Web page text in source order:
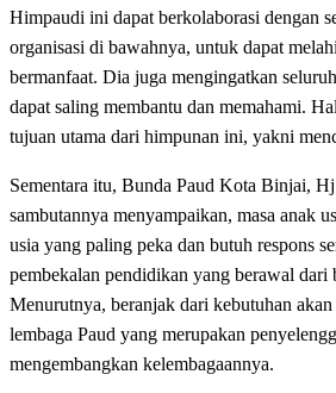
Himpaudi ini dapat berkolaborasi dengan
organisasi di bawahnya, untuk dapat
bermanfaat. Dia juga mengingatkan
dapat saling membantu dan memahami.
tujuan utama dari himpunan ini, yakni
Sementara itu, Bunda Paud Kota Binjai,
sambutannya menyampaikan, masa anak
usia yang paling peka dan butuh respons
pembekalan pendidikan yang berawal dari
Menurutnya, beranjak dari kebutuhan
lembaga Paud yang merupakan
mengembangkan kelembagaannya.